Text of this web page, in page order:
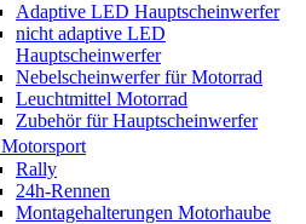
Adaptive LED Hauptscheinwerfer
nicht adaptive LED
Hauptscheinwerfer
Nebelscheinwerfer für Motorrad
Leuchtmittel Motorrad
Zubehör für Hauptscheinwerfer
Motorsport
Rally
24h-Rennen
Montagehalterungen Motorhaube